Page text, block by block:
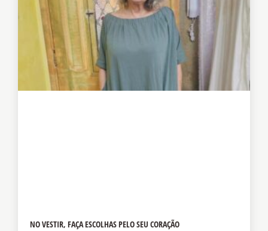
NO VESTIR, FAÇA ESCOLHAS PELO SEU CORAÇÃO